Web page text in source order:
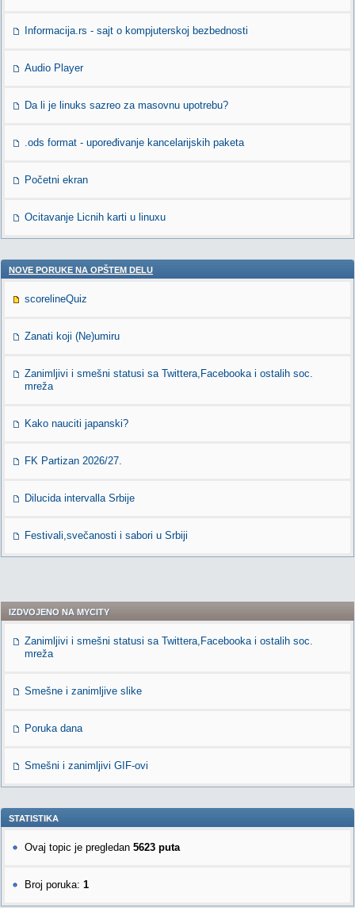
Informacija.rs - sajt o kompjuterskoj bezbednosti
Audio Player
Da li je linuks sazreo za masovnu upotrebu?
.ods format - upoređivanje kancelarijskih paketa
Početni ekran
Ocitavanje Licnih karti u linuxu
NOVE PORUKE NA OPŠTEM DELU
scorelineQuiz
Zanati koji (Ne)umiru
Zanimljivi i smešni statusi sa Twittera,Facebooka i ostalih soc.
mreža
Kako nauciti japanski?
FK Partizan 2026/27.
Dilucida intervalla Srbije
Festivali,svečanosti i sabori u Srbiji
IZDVOJENO NA MYCITY
Zanimljivi i smešni statusi sa Twittera,Facebooka i ostalih soc.
mreža
Smešne i zanimljive slike
Poruka dana
Smešni i zanimljivi GIF-ovi
STATISTIKA
Ovaj topic je pregledan 5623 puta
Broj poruka: 1